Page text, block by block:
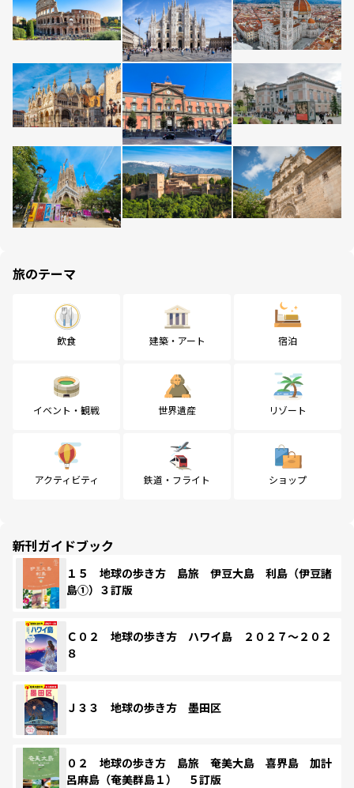
旅のテーマ
飲食 建築・アート 宿泊
イベント・観戦 世界遺産 リゾート
アクティビティ 鉄道・フライト ショップ
新刊ガイドブック
１５ 地球の歩き方 島旅 伊豆大島 利島（伊豆諸
島①）３訂版
Ｃ０２ 地球の歩き方 ハワイ島 ２０２７～２０２
８
Ｊ３３ 地球の歩き方 墨田区
０２ 地球の歩き方 島旅 奄美大島 喜界島 加計
呂麻島（奄美群島１） ５訂版